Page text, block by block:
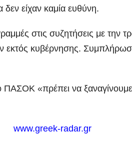
είχαν καμία ευθύνη.
στις συζητήσεις με την
κυβέρνησης. Συμπλήρωσε
ΠΑΣΟΚ «πρέπει να
www.greek-radar.gr